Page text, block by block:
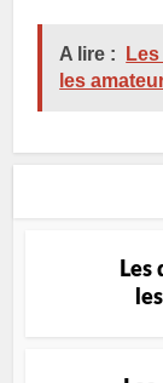
A lire :
les
Les